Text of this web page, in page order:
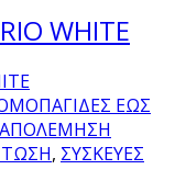
WHITE
ΕΩΣ
, ΣΥΣΚΕΥΕΣ